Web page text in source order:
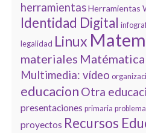
herramientasHerramientas
Identidad Digital
legalidad Linux
materiales
Multimedia: vídeo
educacion Otra
presentaciones primaria
proyectos Recursos